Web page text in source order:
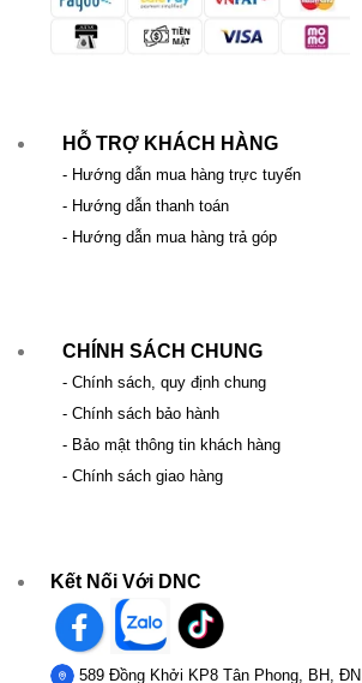
HỖ TRỢ KHÁCH HÀNG
- Hướng dẫn mua hàng trực tuyến
- Hướng dẫn thanh toán
- Hướng dẫn mua hàng trả góp
CHÍNH SÁCH CHUNG
- Chính sách, quy định chung
- Chính sách bảo hành
- Bảo mật thông tin khách hàng
- Chính sách giao hàng
Kết Nối Với DNC
589 Đồng Khởi KP8 Tân Phong, BH, ĐN